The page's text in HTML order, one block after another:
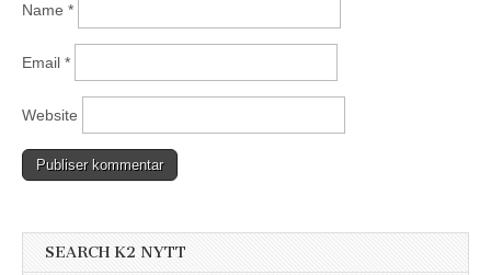
Name *
Email *
Website
SEARCH K2 NYTT